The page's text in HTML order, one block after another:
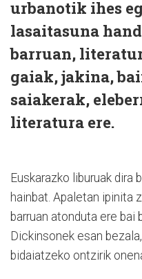
urbanotik ihes
lasaitasuna
barruan,
gaiak, jakina,
saiakerak,
literatura ere.
Euskarazko liburuak dira
hainbat. Apaletan ipinita
barruan atonduta ere bai
Dickinsonek esan
bidaiatzeko ontzirik